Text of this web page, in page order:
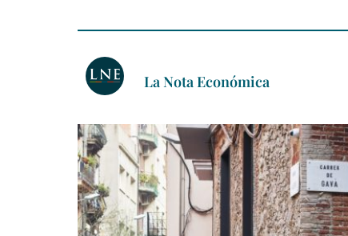
La Nota Económica